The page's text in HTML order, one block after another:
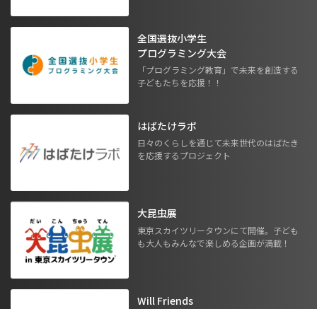
全国選抜小学生
プログラミング大会
「プログラミング教育」で未来を創造する
子どもたちを応援！！
はばたけラボ
日々のくらしを通じて未来世代のはばたき
を応援するプロジェクト
大昆虫展
東京スカイツリータウンにて開催。子ども
も大人もみんなで楽しめる企画が満載！
Will Friends